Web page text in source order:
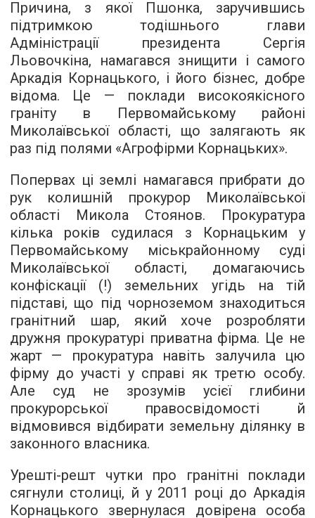
Причина, з якої Пшонка, заручившись
підтримкою тодішнього глави
Адміністрації президента Сергія
Льовочкіна, намагався знищити і самого
Аркадія Корнацького, і його бізнес, добре
відома. Це — поклади високоякісного
граніту в Первомайському районі
Миколаївської області, що залягають як
раз під полями «Агрофірми Корнацьких».
Попервах ці землі намагався прибрати до
рук колишній прокурор Миколаївської
області Микола Стоянов. Прокуратура
кілька років судилася з Корнацьким у
Первомайському міськрайонному суді
Миколаївської області, домагаючись
конфіскації (!) земельних угідь на тій
підставі, що під чорноземом знаходиться
гранітний шар, який хоче розробляти
дружня прокуратурі приватна фірма. Це не
жарт — прокуратура навіть залучила цю
фірму до участі у справі як третю особу.
Але суд не зрозумів усієї глибини
прокурорської правосвідомості й
відмовився відбирати земельну ділянку в
законного власника.
Урешті-решт чутки про гранітні поклади
сягнули столиці, й у 2011 році до Аркадія
Корнацького звернулася довірена особа